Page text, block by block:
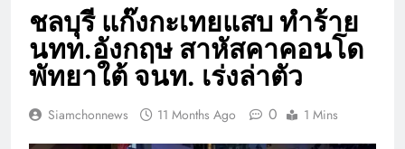
ชลบุรี แก๊งกะเทยแสบ ทำร้าย
นทท.อังกฤษ สาหัสคาคอนโด
พัทยาใต้ จนท. เร่งล่าตัว
Siamchonnews 11 Months Ago 0 1 Mins